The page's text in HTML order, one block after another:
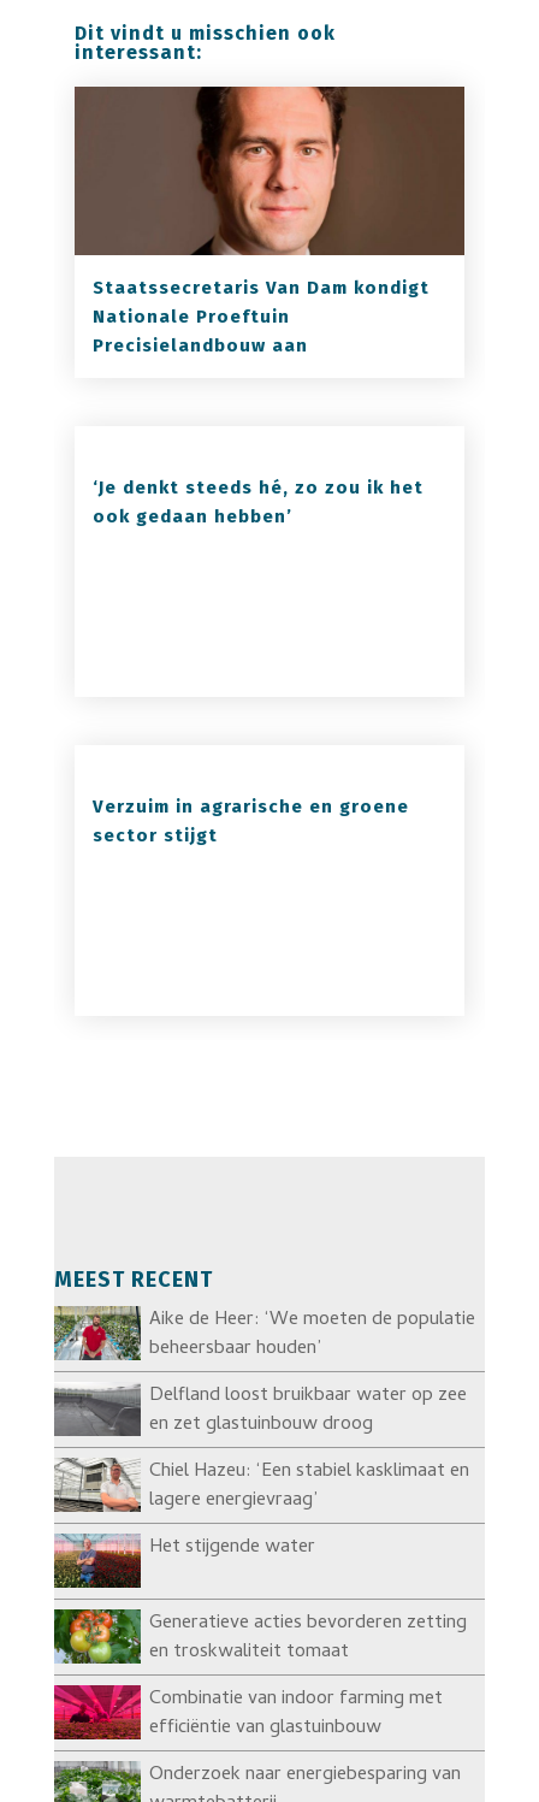
Dit vindt u misschien ook
interessant:
Staatssecretaris Van Dam kondigt
Nationale Proeftuin
Precisielandbouw aan
‘Je denkt steeds hé, zo zou ik het
ook gedaan hebben’
Verzuim in agrarische en groene
sector stijgt
MEEST RECENT
Aike de Heer: ‘We moeten de populatie
beheersbaar houden’
Delfland loost bruikbaar water op zee
en zet glastuinbouw droog
Chiel Hazeu: ‘Een stabiel kasklimaat en
lagere energievraag’
Het stijgende water
Generatieve acties bevorderen zetting
en troskwaliteit tomaat
Combinatie van indoor farming met
efficiëntie van glastuinbouw
Onderzoek naar energiebesparing van